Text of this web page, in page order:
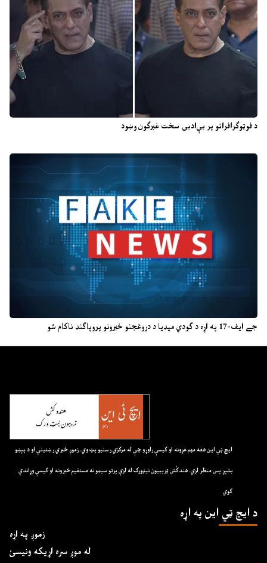
د فوټوګرافرانو پر بې‌ادبۍ سخت غبرګون وښود
جے ایف-17 په اړه د ګودي میډیا د دروغجنو خبرونو پروپاګنډ ناکام شو
ايچ ټي اين هغه مهم غږونه او کيسې راوړو چې له مرکزي رسنيو پټ وي. زموږ خبري رښتيني او د پېښو
بشپړ پس منظر لري. هندکُش ټريبيون نيټورک له لرې پرتو سيمو نه مستقيم خبرونه او کيسې وړاندې
کوي
د ايچ ټي اين په اړه
زموږ په اړه
له موږ سره اړیکه ونیسئ